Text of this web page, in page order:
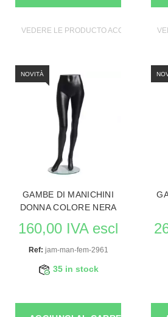
VEDERE LE PRODUCTO ACCESSORI DI
NOVITÀ
GAMBE DI MANICHINI
DONNA COLORE NERA
160,00 IVA escl
Ref: jam-man-fem-2961
35 in stock